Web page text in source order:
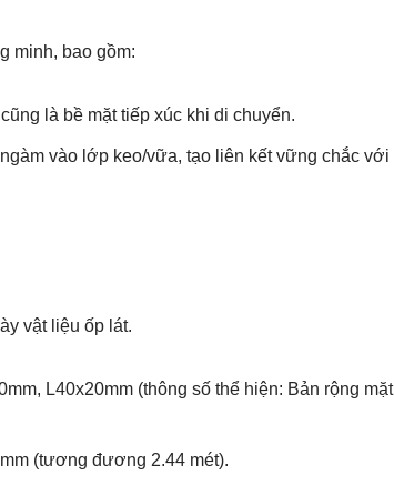
minh, bao gồm:
là bề mặt tiếp xúc khi di chuyển.
vào lớp keo/vữa, tạo liên kết vững chắc với
vật liệu ốp lát.
L40x20mm (thông số thể hiện: Bản rộng mặt
(tương đương 2.44 mét).